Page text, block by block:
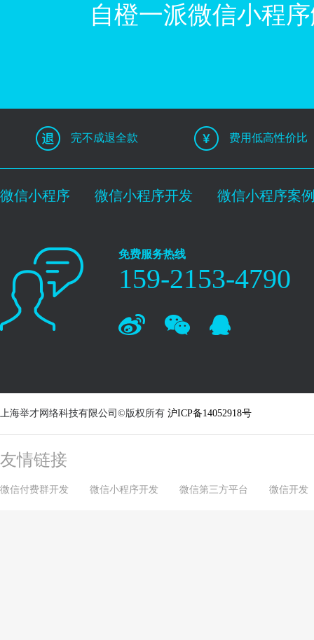
自橙一派微信小程
完不成退全款 费用低高性价比
微信小程序 微信小程序开发 微信小程序案
免费服务热线
159-2153-4790
上海举才网络科技有限公司©版权所有 沪ICP备14052918号
友情链接
微信付费群开发 微信小程序开发 微信第三方平台 微信开发